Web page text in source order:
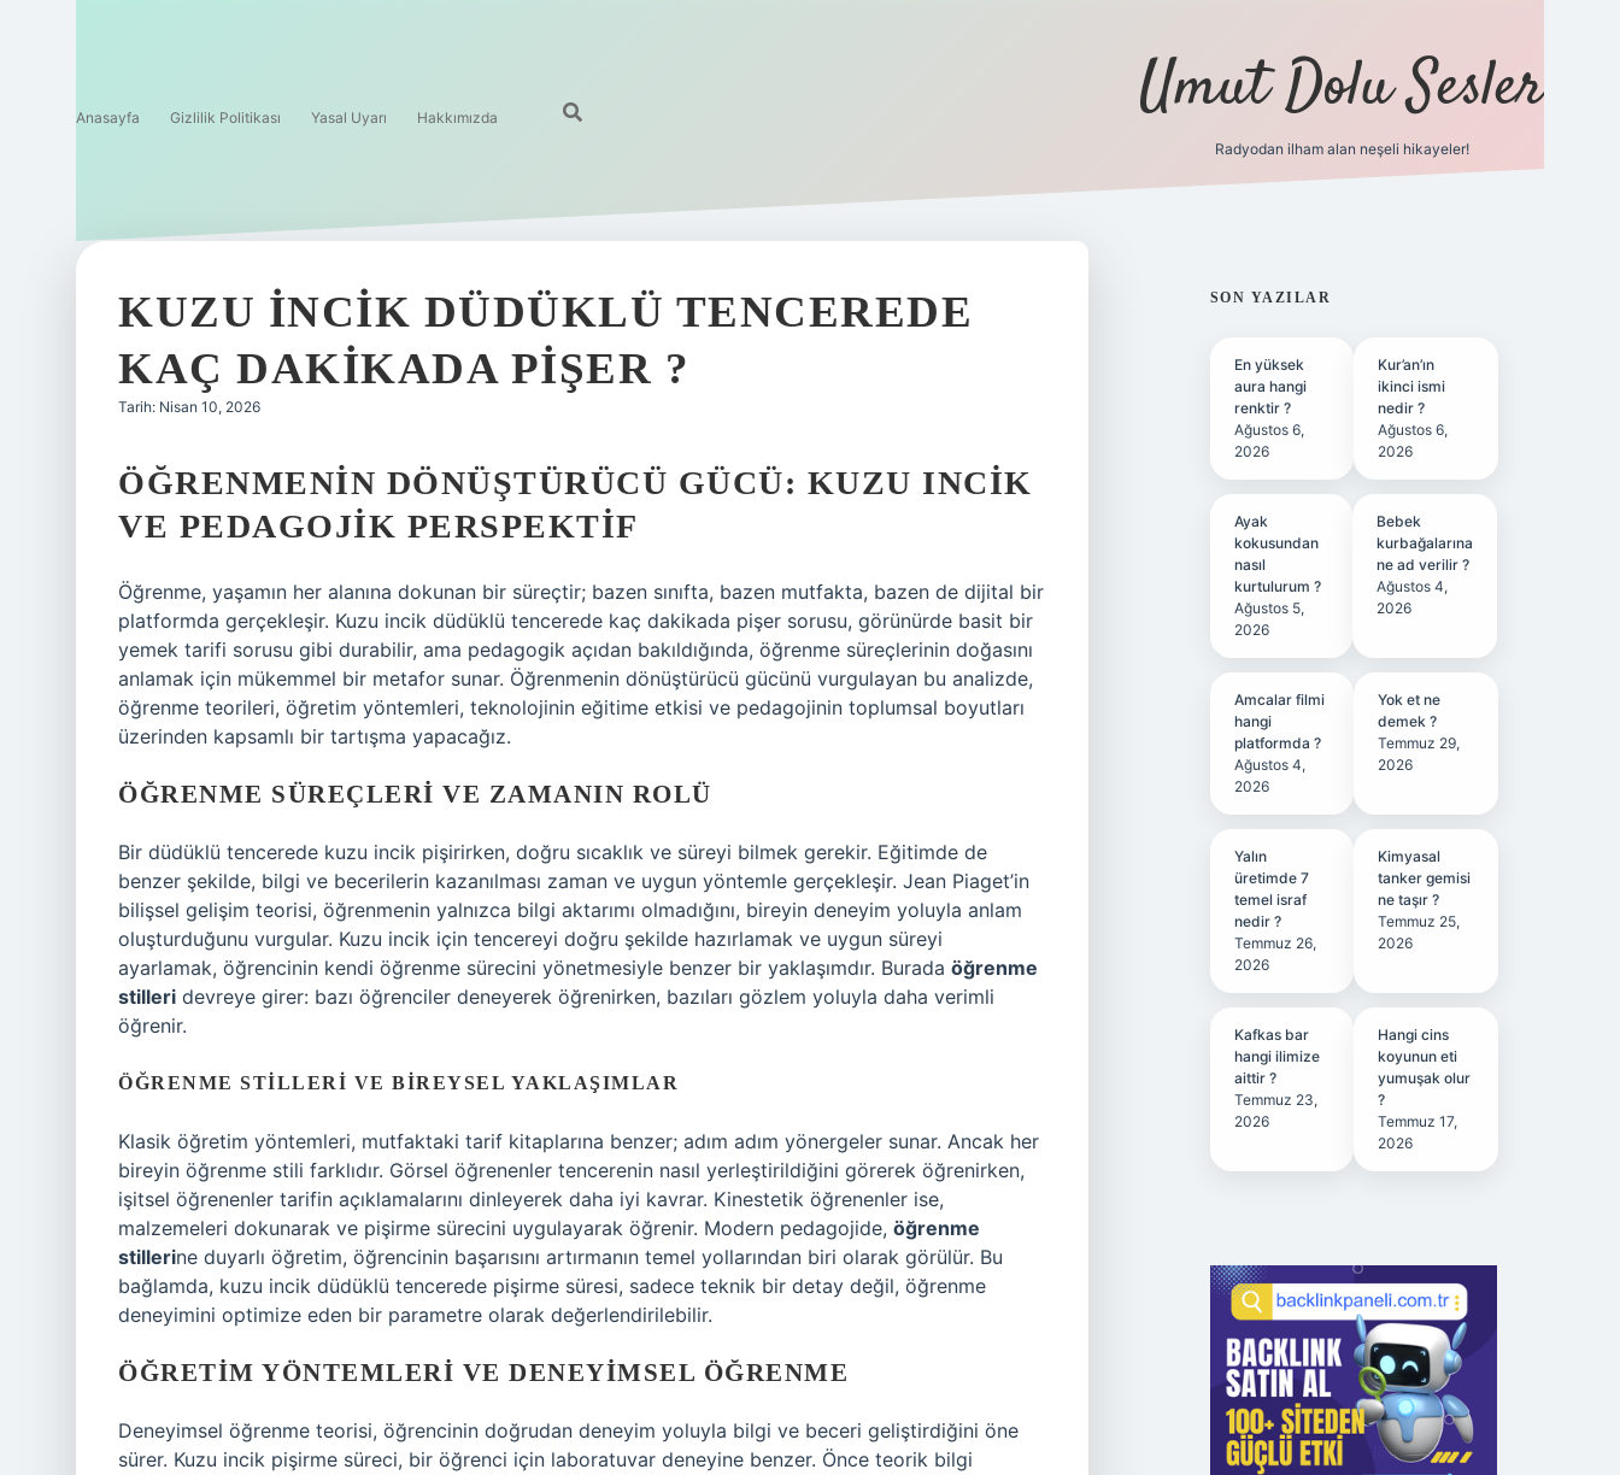
Anasayfa Gizlilik Politikası Yasal Uyarı Hakkımızda Umut Dolu Sesler
Radyodan ilham alan neşeli hikayeler!
KUZU INCIK DÜDÜKLÜ TENCEREDE
KAÇ DAKIKADA PIŞER ?
Tarih: Nisan 10, 2026
ÖĞRENMENIN DÖNÜŞTÜRÜCÜ GÜCÜ: KUZU INCIK
VE PEDAGOJIK PERSPEKTIF
Öğrenme, yaşamın her alanına dokunan bir süreçtir; bazen sınıfta, bazen mutfakta, bazen de dijital bir
platformda gerçekleşir. Kuzu incik düdüklü tencerede kaç dakikada pişer sorusu, görünürde basit bir
yemek tarifi sorusu gibi durabilir, ama pedagogik açıdan bakıldığında, öğrenme süreçlerinin doğasını
anlamak için mükemmel bir metafor sunar. Öğrenmenin dönüştürücü gücünü vurgulayan bu analizde,
öğrenme teorileri, öğretim yöntemleri, teknolojinin eğitime etkisi ve pedagojinin toplumsal boyutları
üzerinden kapsamlı bir tartışma yapacağız.
ÖĞRENME SÜREÇLERI VE ZAMANIN ROLÜ
Bir düdüklü tencerede kuzu incik pişirirken, doğru sıcaklık ve süreyi bilmek gerekir. Eğitimde de
benzer şekilde, bilgi ve becerilerin kazanılması zaman ve uygun yöntemle gerçekleşir. Jean Piaget’in
bilişsel gelişim teorisi, öğrenmenin yalnızca bilgi aktarımı olmadığını, bireyin deneyim yoluyla anlam
oluşturduğunu vurgular. Kuzu incik için tencereyi doğru şekilde hazırlamak ve uygun süreyi
ayarlamak, öğrencinin kendi öğrenme sürecini yönetmesiyle benzer bir yaklaşımdır. Burada öğrenme
stilleri devreye girer: bazı öğrenciler deneyerek öğrenirken, bazıları gözlem yoluyla daha verimli
öğrenir.
ÖĞRENME STILLERI VE BIREYSEL YAKLAŞIMLAR
Klasik öğretim yöntemleri, mutfaktaki tarif kitaplarına benzer; adım adım yönergeler sunar. Ancak her
bireyin öğrenme stili farklıdır. Görsel öğrenenler tencerenin nasıl yerleştirildiğini görerek öğrenirken,
işitsel öğrenenler tarifin açıklamalarını dinleyerek daha iyi kavrar. Kinestetik öğrenenler ise,
malzemeleri dokunarak ve pişirme sürecini uygulayarak öğrenir. Modern pedagojide, öğrenme
stillerine duyarlı öğretim, öğrencinin başarısını artırmanın temel yollarından biri olarak görülür. Bu
bağlamda, kuzu incik düdüklü tencerede pişirme süresi, sadece teknik bir detay değil, öğrenme
deneyimini optimize eden bir parametre olarak değerlendirilebilir.
ÖĞRETIM YÖNTEMLERI VE DENEYIMSEL ÖĞRENME
Deneyimsel öğrenme teorisi, öğrencinin doğrudan deneyim yoluyla bilgi ve beceri geliştirdiğini öne
sürer. Kuzu incik pişirme süreci, bir öğrenci için laboratuvar deneyine benzer. Önce teorik bilgi
SIDEBAR
SON YAZILAR
En yüksek
aura hangi
renktir ?
Ağustos 6,
2026
Kur’an’ın
ikinci ismi
nedir ?
Ağustos 6,
2026
Ayak
kokusundan
nasıl
kurtulurum ?
Ağustos 5,
2026
Bebek
kurbağalarına
ne ad verilir ?
Ağustos 4,
2026
Amcalar filmi
hangi
platformda ?
Ağustos 4,
2026
Yok et ne
demek ?
Temmuz 29,
2026
Yalın
üretimde 7
temel israf
nedir ?
Temmuz 26,
2026
Kimyasal
tanker gemisi
ne taşır ?
Temmuz 25,
2026
Kafkas bar
hangi ilimize
aittir ?
Temmuz 23,
2026
Hangi cins
koyunun eti
yumuşak olur
?
Temmuz 17,
2026